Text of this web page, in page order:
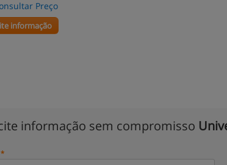
Preço
informação
informação sem compromisso